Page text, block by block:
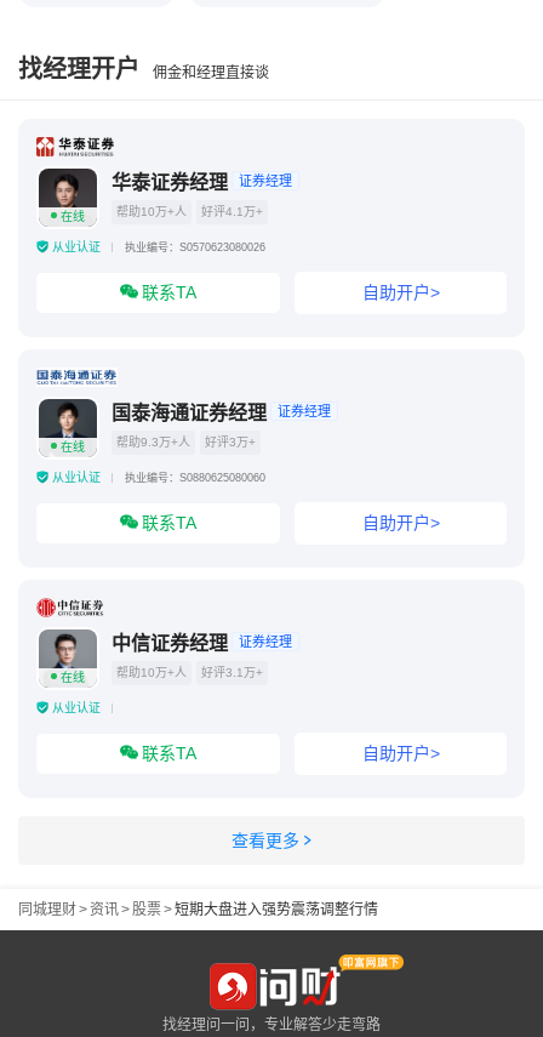
a股大盘今日走势 资产注入前突然暴跌
找经理开户 佣金和经理直接谈
在线
华泰证券经理 证券经理
帮助10万+人 好评4.1万+
从业认证 执业编号：S0570623080026
联系TA 自助开户>
在线
国泰海通证券经理 证券经理
帮助9.3万+人 好评3万+
从业认证 执业编号：S0880625080060
联系TA 自助开户>
在线
中信证券经理 证券经理
帮助10万+人 好评3.1万+
从业认证
联系TA 自助开户>
查看更多
同城理财>资讯>股票>短期大盘进入强势震荡调整行情
找经理问一问，专业解答少走弯路